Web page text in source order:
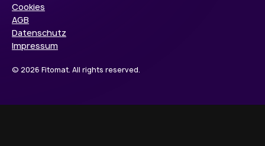
© 2026 Fitomat. All rights reserved.
Cookies
AGB
Datenschutz
Impressum